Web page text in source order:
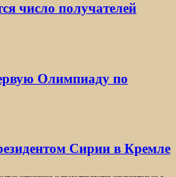
число получателей
Олимпиаду по
Сирии в Кремле